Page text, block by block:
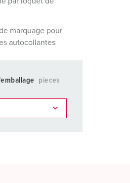
marquage pour
autocollantes
pieces